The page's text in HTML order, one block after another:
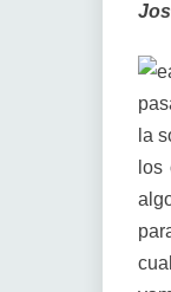
la
los